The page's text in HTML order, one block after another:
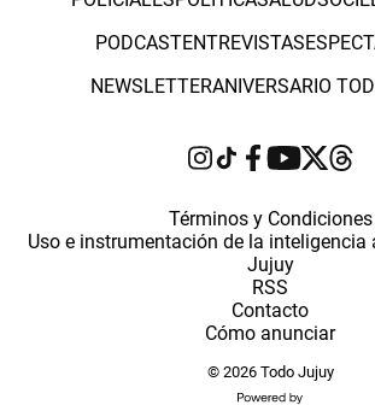
PODCASTENTREVISTAS
NEWSLETTERANIVERSARIO
Términos y Condiciones
Uso e instrumentación de la inteligencia
Jujuy
RSS
Contacto
Cómo anunciar
© 2026 Todo Jujuy